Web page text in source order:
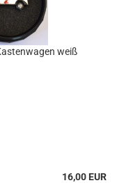
weiß
16,00 EUR